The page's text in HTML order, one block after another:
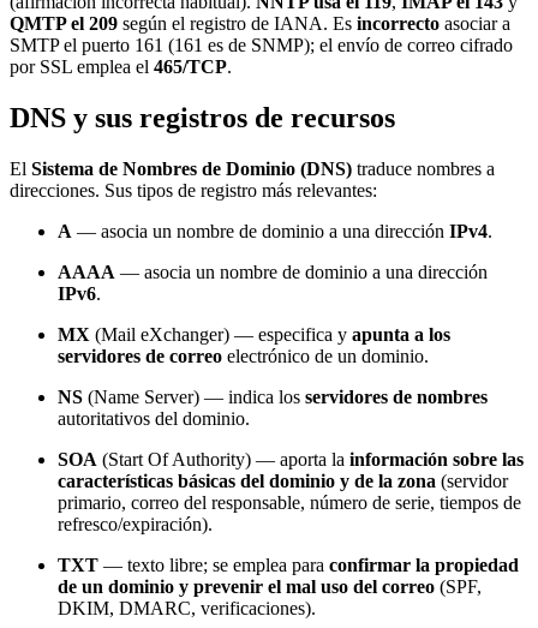
QMTP el 209 según el registro de IANA. Es incorrecto asociar a
SMTP el puerto 161 (161 es de SNMP); el envío de correo cifrado
por SSL emplea el 465/TCP.
DNS y sus registros de recursos
El Sistema de Nombres de Dominio (DNS) traduce nombres a
direcciones. Sus tipos de registro más relevantes:
A — asocia un nombre de dominio a una dirección IPv4.
AAAA — asocia un nombre de dominio a una dirección
IPv6.
MX (Mail eXchanger) — especifica y apunta a los
servidores de correo electrónico de un dominio.
NS (Name Server) — indica los servidores de nombres
autoritativos del dominio.
SOA (Start Of Authority) — aporta la información sobre las
características básicas del dominio y de la zona (servidor
primario, correo del responsable, número de serie, tiempos de
refresco/expiración).
TXT — texto libre; se emplea para confirmar la propiedad
de un dominio y prevenir el mal uso del correo (SPF,
DKIM, DMARC, verificaciones).